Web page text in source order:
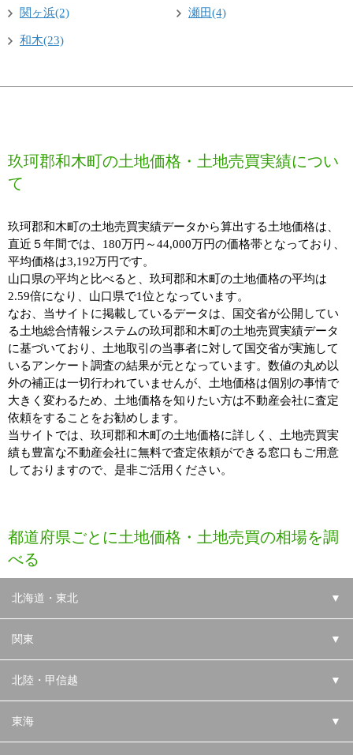
関ヶ浜(2) 瀬田(4)
和木(23)
玖珂郡和木町の土地価格・土地売買実績につい
て
玖珂郡和木町の土地売買実績データから算出する土地価格は、
直近５年間では、180万円～44,000万円の価格帯となっており、
平均価格は3,192万円です。
山口県の平均と比べると、玖珂郡和木町の土地価格の平均は
2.59倍になり、山口県で1位となっています。
なお、当サイトに掲載しているデータは、国交省が公開してい
る土地総合情報システムの玖珂郡和木町の土地売買実績データ
に基づいており、土地取引の当事者に対して国交省が実施して
いるアンケート調査の結果が元となっています。数値の丸め以
外の補正は一切行われていませんが、土地価格は個別の事情で
大きく変わるため、土地価格を知りたい方は不動産会社に査定
依頼をすることをお勧めします。
当サイトでは、玖珂郡和木町の土地価格に詳しく、土地売買実
績も豊富な不動産会社に無料で査定依頼ができる窓口もご用意
しておりますので、是非ご活用ください。
都道府県ごとに土地価格・土地売買の相場を調
べる
北海道・東北 ▼
関東 ▼
北陸・甲信越 ▼
東海 ▼